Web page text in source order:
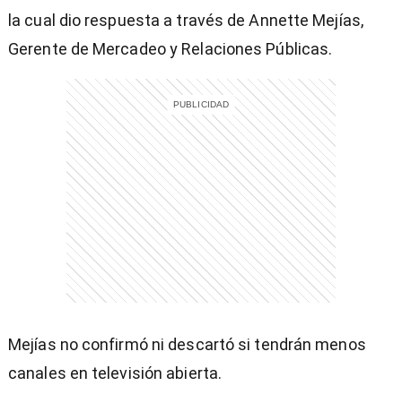
la cual dio respuesta a través de Annette Mejías,
Gerente de Mercadeo y Relaciones Públicas.
Mejías no confirmó ni descartó si tendrán menos
canales en televisión abierta.